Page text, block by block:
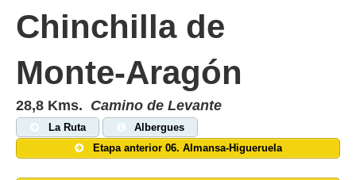
Chinchilla de
Monte-Aragón
28,8 Kms. Camino de Levante
La Ruta
Albergues
Etapa anterior 06. Almansa-Higueruela